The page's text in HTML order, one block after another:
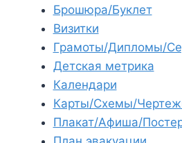
Брошюра/Буклет
Визитки
Грамоты/Дипломы/
Детская метрика
Календари
Карты/Схемы/
Плакат/Афиша/